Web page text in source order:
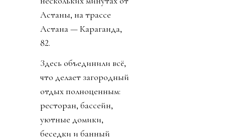
Астаны, на трассе
Астана — Караганда,
82.
Здесь объединили всё,
что делает загородный
отдых полноценным:
ресторан, бассейн,
уютные домики,
беседки и банный